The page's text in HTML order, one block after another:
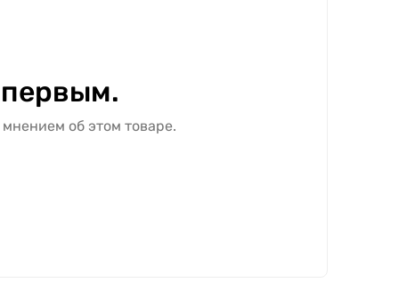
об этом товаре.